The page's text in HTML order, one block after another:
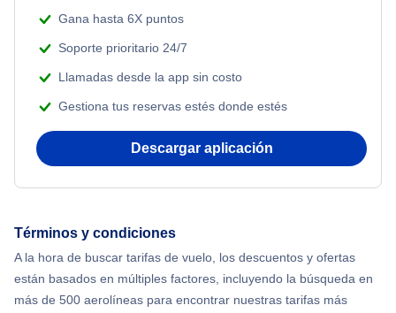
Gana hasta 6X puntos
Soporte prioritario 24/7
Llamadas desde la app sin costo
Gestiona tus reservas estés donde estés
Descargar aplicación
Términos y condiciones
A la hora de buscar tarifas de vuelo, los descuentos y ofertas
están basados en múltiples factores, incluyendo la búsqueda en
más de 500 aerolíneas para encontrar nuestras tarifas más